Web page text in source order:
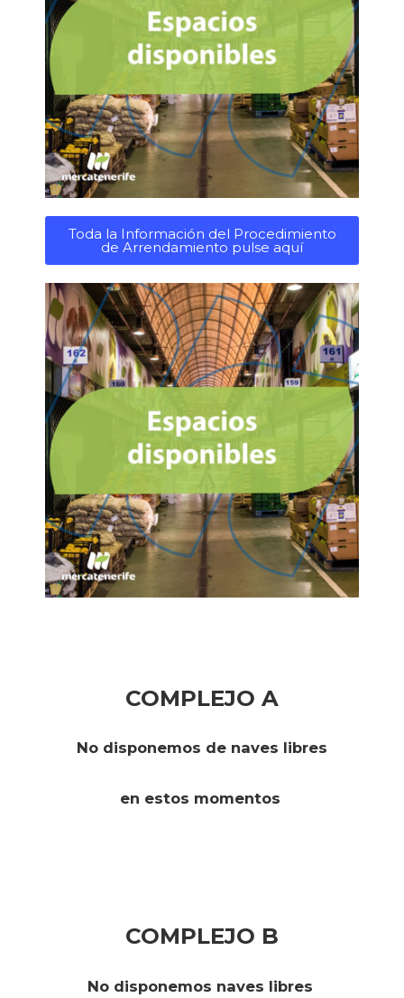
Toda la Información del Procedimiento
de Arrendamiento pulse aquí
COMPLEJO A
No disponemos de naves libres
en estos momentos
COMPLEJO B
No disponemos naves libres